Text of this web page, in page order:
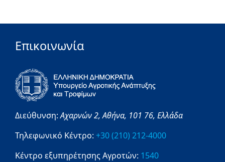
Επικοινωνία
Διεύθυνση:Αχαρνών 2,Αθήνα, 101 76, Ελλάδα
Τηλεφωνικό Κέντρο: +30 (210) 212-4000
Κέντρο εξυπηρέτησης Αγροτών: 1540